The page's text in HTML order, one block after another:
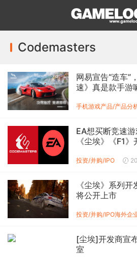
Codemasters
网易宣告“造车”
速》真是款手游
手机游戏产品/产品分
EA想买断竞速
《尘埃》《F1
投资/并购/IPO
《尘埃》系列
将公开上市
投资/并购/IPO海外企
[尘埃]开发商宣
室